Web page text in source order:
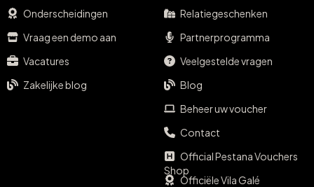
Onderscheidingen
Vraag een demo aan
Vacatures
Zakelijke blog
Relatiegeschenken
Partnerprogramma
Veelgestelde vragen
Blog
Beheer uw voucher
Contact
Official Pestana Vouchers
Shop
Officiële Vila Galé